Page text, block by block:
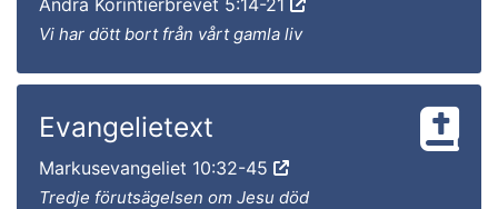
Vi har dött bort från vårt gamla liv
Evangelietext
Markusevangeliet 10:32-45
Tredje förutsägelsen om Jesu död